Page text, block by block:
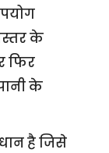
के
फिर
के
है जिसे